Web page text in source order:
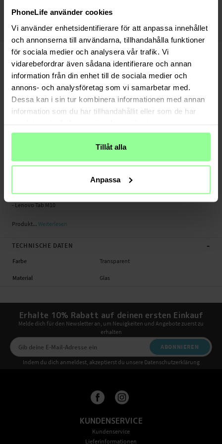
PhoneLife använder cookies
Vi använder enhetsidentifierare för att anpassa innehållet
och annonserna till användarna, tillhandahålla funktioner
för sociala medier och analysera vår trafik. Vi
vidarebefordrar även sådana identifierare och annan
information från din enhet till de sociala medier och
annons- och analysföretag som vi samarbetar med.
Dessa kan i sin tur kombinera informationen med annan
information som du har tillhandahållit eller som de har
Tillåt alla
Anpassa
30 Tage Rückgaberecht
Art number:24153
PRODUKTBESCHREIBUNG
Panzerglas für Lenovo Tab M10. Dieser Displayschutz hält mehr Stößen stand als
herkömmliche Kunststoffschutzfolien und bietet besseren Schutz vor
Beschädigungen, Kratzern und Rissen auf dem Bildschirm.
Hergestellt aus echtem Glas mit hervorragender Klarheit. Das Glas ist nur 0,3 mm
dünn - nahezu unsichtbar, wenn es auf dem Bildschirm Ihres Tablets
- Echtes gehärtetes Glas mit 9H Härte
- Anti-Fingerprint-Beschichtung
- Einfache, blasenfreie Installation
Geeignet für:
- Lenovo Tab M10
Produkt... Weiterlesen
TECHNISCHE DATEN -
Farbe Transparent
Material Glas
Erhalte 10% Rabatt auf deinen ersten Einkauf
Melde dich für den Newsletter an, um Neuigkeiten und Angebote zuerst zu
erhalten
ABONNIEREN
Indem du dich anmeldest, akzeptierst du unsere Datenschutzerklärung
KUNDENSERVICE
Kundenservice
Lieferinformationen